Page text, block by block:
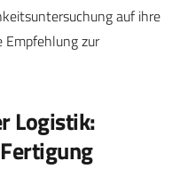
auf ihre
Empfehlung zur
Logistik: